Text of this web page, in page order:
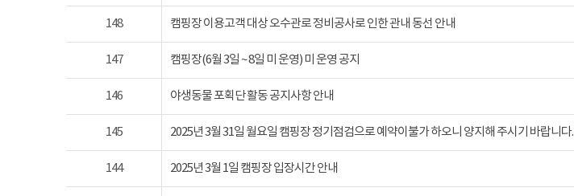
148 캠핑장 이용고객 대상 오수관로 정비공사로 인한 관내 동선 안내
147 캠핑장(6월 3일 ~ 8일 미 운영) 미 운영 공지
146 야생동물 포획단 활동 공지사항 안내
145 2025년 3월 31일 월요일 캠핑장 정기점검으로 예약이불가 하오니 양지해 주시기 바랍니다.
144 2025년 3월 1일 캠핑장 입장시간 안내